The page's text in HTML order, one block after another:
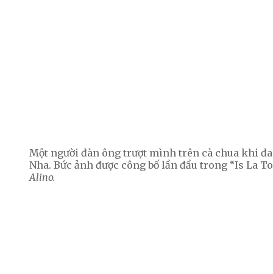
Một người đàn ông trượt mình trên cà chua khi
Nha. Bức ảnh được công bố lần đầu trong “Is La
Alino.